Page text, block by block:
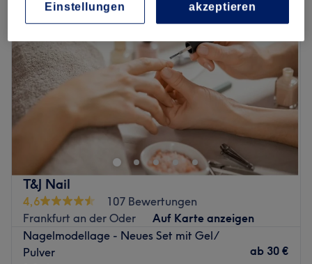
T&J Nail
4,6
107 Bewertungen
Frankfurt an der Oder
Auf Karte anzeigen
Nagelmodellage - Neues Set mit Gel/
Pulver
ab 30 €
Einstellungen akzeptieren